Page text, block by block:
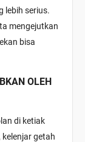
lebih serius.
mengejutkan
bisa
OLEH
di ketiak
getah